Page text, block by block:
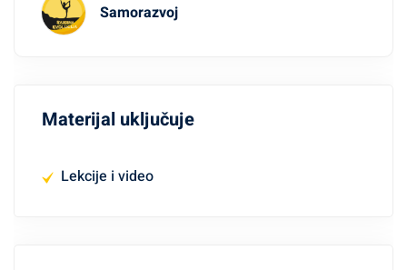
Samorazvoj
Materijal uključuje
Lekcije i video